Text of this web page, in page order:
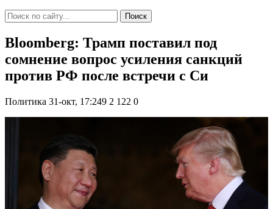
Поиск
Bloomberg: Трамп поставил под
сомнение вопрос усиления санкций
против РФ после встречи с Си
Политика 31-окт, 17:249 2 122 0